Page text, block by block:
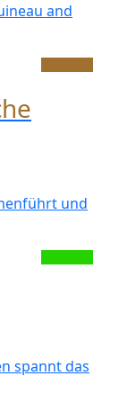
and
und
spannt das